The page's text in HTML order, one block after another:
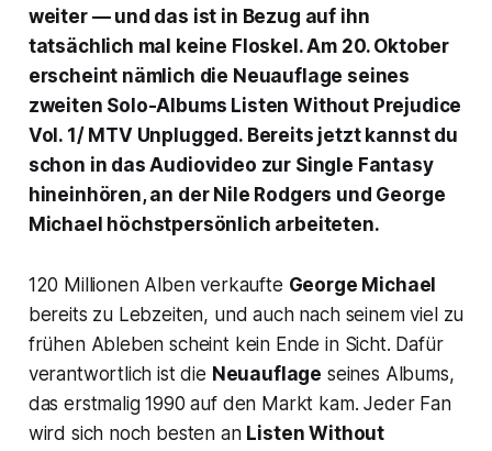
weiter — und das ist in Bezug auf ihn
tatsächlich mal keine Floskel. Am 20. Oktober
erscheint nämlich die Neuauflage seines
zweiten Solo-Albums Listen Without Prejudice
Vol. 1/ MTV Unplugged . Bereits jetzt kannst du
schon in das Audiovideo zur Single Fantasy
hineinhören, an der Nile Rodgers und George
Michael höchstpersönlich arbeiteten.
120 Millionen Alben verkaufte George Michael
bereits zu Lebzeiten, und auch nach seinem viel zu
frühen Ableben scheint kein Ende in Sicht. Dafür
verantwortlich ist die Neuauflage seines Albums,
das erstmalig 1990 auf den Markt kam. Jeder Fan
wird sich noch besten an Listen Without